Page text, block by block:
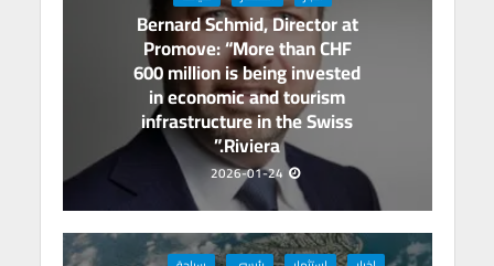
p
Bernard Schmid, Director at
Promove: “More than CHF
600 million is being invested
in economic and tourism
infrastructure in the Swiss
Riviera.”
2026-01-24